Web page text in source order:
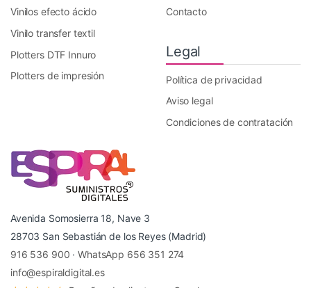
Vinilos efecto ácido
Vinilo transfer textil
Plotters DTF Innuro
Plotters de impresión
Contacto
Legal
Política de privacidad
Aviso legal
Condiciones de contratación
Avenida Somosierra 18, Nave 3
28703 San Sebastián de los Reyes (Madrid)
916 536 900 ·WhatsApp 656 351 274
info@espiraldigital.es